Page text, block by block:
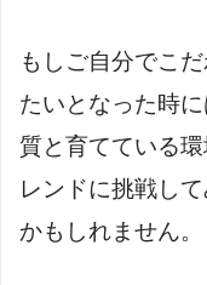
もしご自分でこ
たいとなった時
質と育てている
レンドに挑戦し
かもしれません。